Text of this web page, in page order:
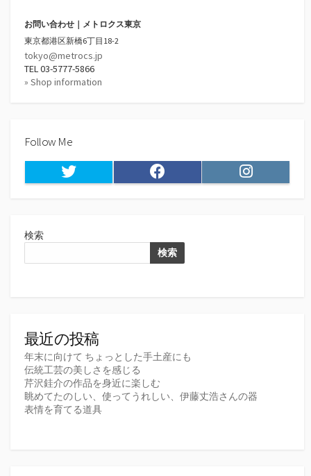
お問い合わせ｜メトロクス東京
東京都港区新橋6丁目18-2
tokyo@metrocs.jp
TEL 03-5777-5866
» Shop information
Follow Me
Twitter Facebook Instagram
検索
検索
最近の投稿
年末に向けて ちょっとした手土産にも
伝統工芸の美しさを感じる
芹沢銈介の作品を身近に楽しむ
眺めてたのしい、使ってうれしい、伊藤丈浩さんの器
表情を育てる道具